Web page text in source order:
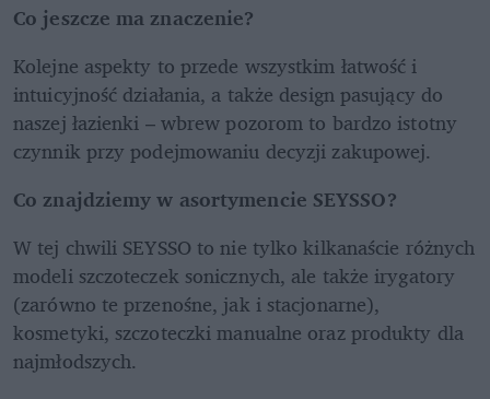
Co jeszcze ma znaczenie?
Kolejne aspekty to przede wszystkim łatwość i
intuicyjność działania, a także design pasujący do
naszej łazienki – wbrew pozorom to bardzo istotny
czynnik przy podejmowaniu decyzji zakupowej.
Co znajdziemy w asortymencie SEYSSO?
W tej chwili SEYSSO to nie tylko kilkanaście różnych
modeli szczoteczek sonicznych, ale także irygatory
(zarówno te przenośne, jak i stacjonarne),
kosmetyki, szczoteczki manualne oraz produkty dla
najmłodszych.